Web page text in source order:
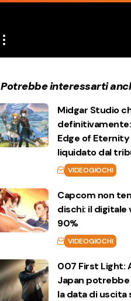
Potrebbe interessarti
Midgar Studio
Edge of
liquidato dal
VIDEOGIOCHI
Capcom non
dischi: il digitale
90%
VIDEOGIOCHI
007 First Light:
Japan
la data di uscita